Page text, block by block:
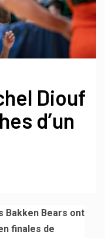
Diouf
d’un
Bakken Bears ont
finales de